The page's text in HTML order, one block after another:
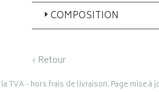
COMPOSITION
‹ Retour
TVA - hors frais de livraison. Page mise à